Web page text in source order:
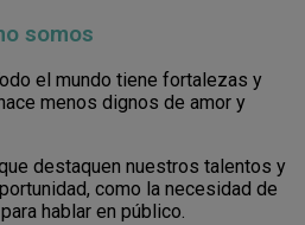
somos
el mundo tiene fortalezas y
menos dignos de amor y
destaquen nuestros talentos y
como la necesidad de
hablar en público.